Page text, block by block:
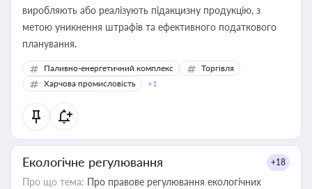
виробляють або реалізують підакцизну продукцію, з
метою уникнення штрафів та ефективного податкового
планування.
Паливно-енергетичний комплекс
Торгівля
Харчова промисловість
+1
Екологічне регулювання +18
Про що тема: Про правове регулювання екологічних